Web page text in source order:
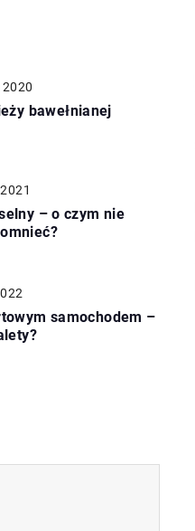
bawełnianej
– o czym nie
samochodem –